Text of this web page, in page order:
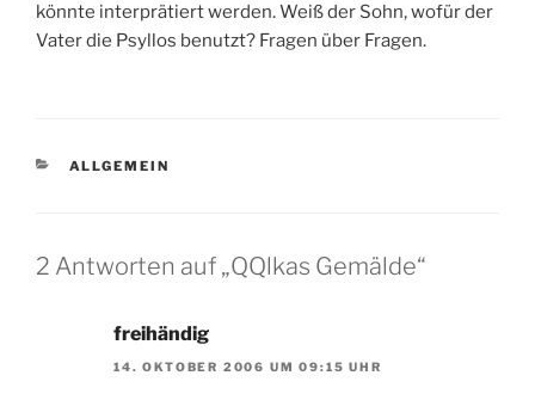
könnte interprätiert werden. Weiß der Sohn, wofür der
Vater die Psyllos benutzt? Fragen über Fragen.
KATEGORIEN
ALLGEMEIN
2 Antworten auf „QQlkas Gemälde“
freihändig
14. OKTOBER 2006 UM 09:15 UHR